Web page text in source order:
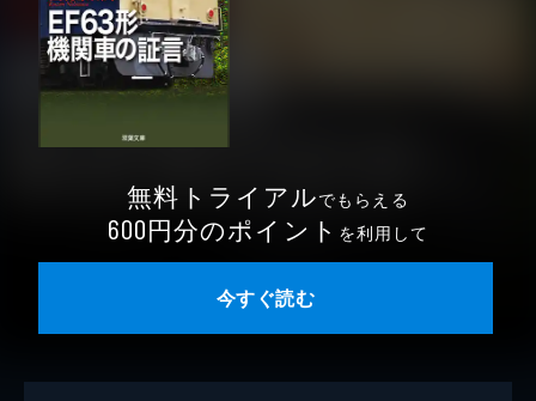
無料トライアルでもらえる
600円分のポイント を利用して
今すぐ読む